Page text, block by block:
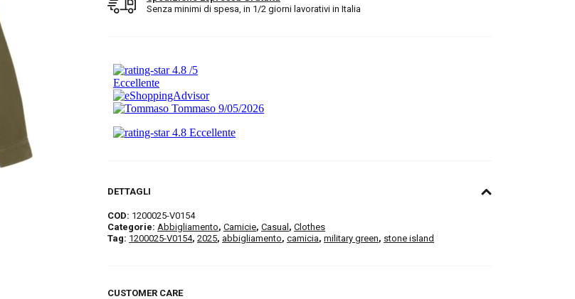
Senza minimi di spesa, in 1/2 giorni lavorativi in Italia
DETTAGLI
COD: 1200025-V0154
Categorie: Abbigliamento, Camicie, Casual , Clothes
Tag: 1200025-V0154, 2025, abbigliamento, camicia, military green, stone island
CUSTOMER CARE